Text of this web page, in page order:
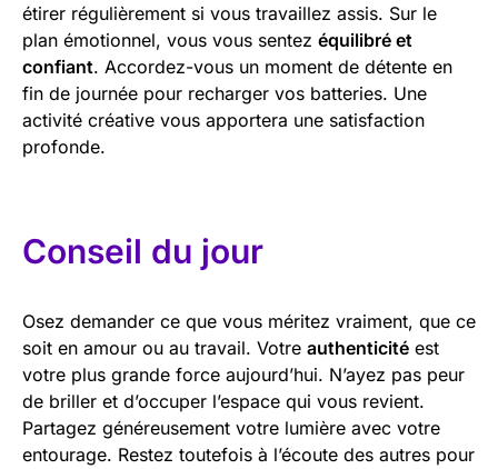
étirer régulièrement si vous travaillez assis. Sur le
plan émotionnel, vous vous sentez équilibré et
confiant. Accordez-vous un moment de détente en
fin de journée pour recharger vos batteries. Une
activité créative vous apportera une satisfaction
profonde.
Conseil du jour
Osez demander ce que vous méritez vraiment, que ce
soit en amour ou au travail. Votre authenticité est
votre plus grande force aujourd’hui. N’ayez pas peur
de briller et d’occuper l’espace qui vous revient.
Partagez généreusement votre lumière avec votre
entourage. Restez toutefois à l’écoute des autres pour